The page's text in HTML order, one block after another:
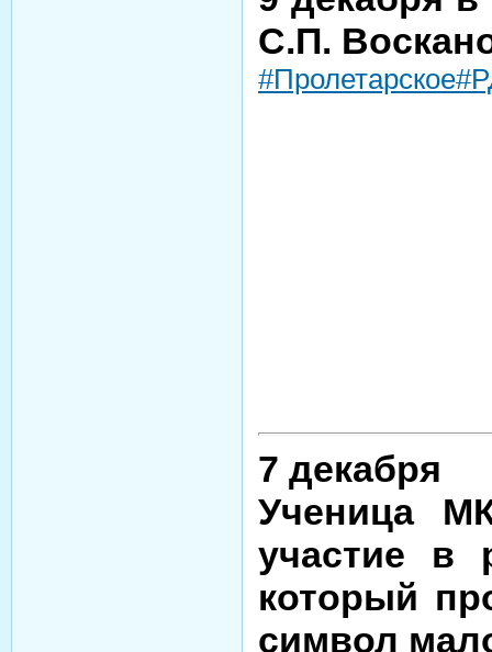
С.П.
#Пролетарское
7 декабря
Ученица
участие в
который
символ